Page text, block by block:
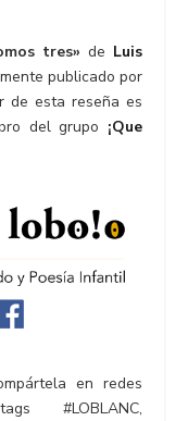
tres» de Luis
publicado por
de esta reseña es
del grupo ¡Que
en redes
#LOBLANC,